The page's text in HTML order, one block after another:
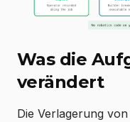
Was die
verändert
Die Verlagerung